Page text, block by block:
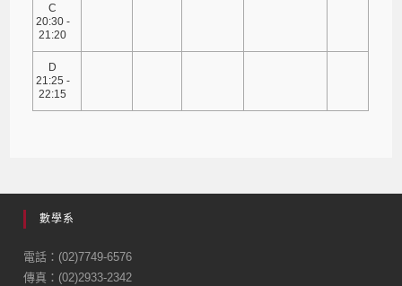
C
20:30 -
21:20
D
21:25 -
22:15
數學系
電話：(02)7749-6576
傳真：(02)2933-2342